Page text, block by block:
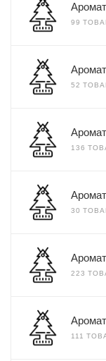
99
52
136
30
223
111